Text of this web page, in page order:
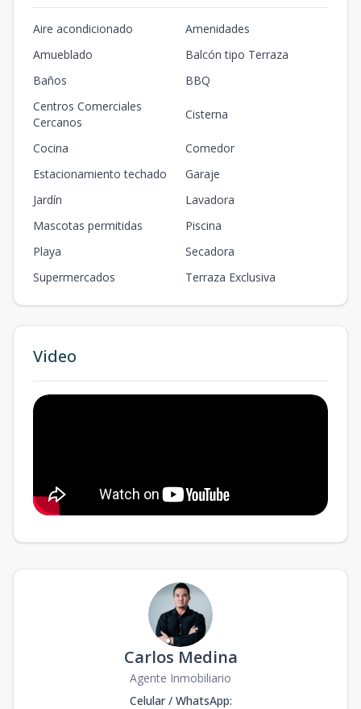
Aire acondicionado
Amenidades
Amueblado
Balcón tipo Terraza
Baños
BBQ
Centros Comerciales
Cercanos
Cisterna
Cocina
Comedor
Estacionamiento techado
Garaje
Jardín
Lavadora
Mascotas permitidas
Piscina
Playa
Secadora
Supermercados
Terraza Exclusiva
Video
Carlos Medina
Agente Inmobiliario
Celular / WhatsApp: